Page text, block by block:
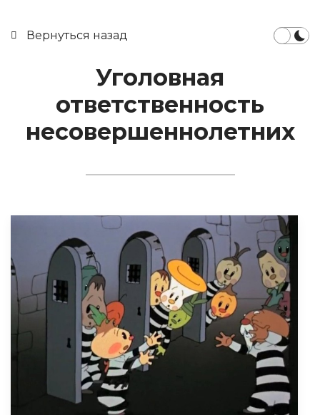
Вернуться назад
Уголовная
ответственность
несовершеннолетних